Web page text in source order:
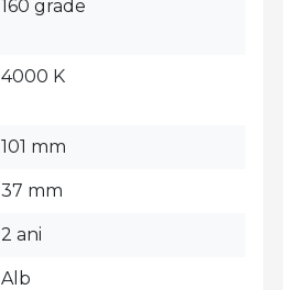
160 grade
4000 K
101 mm
37 mm
2 ani
Alb